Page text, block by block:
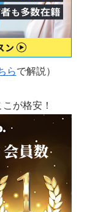
らで解説）
が格安！